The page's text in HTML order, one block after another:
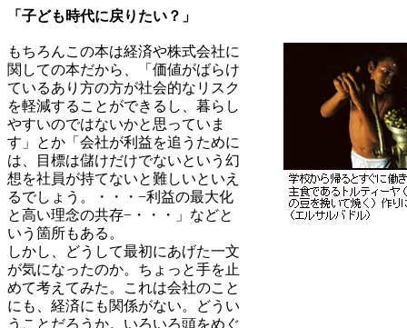
「子ども時代に戻りたい？」
もちろんこの本は経済や株式会社に
関しての本だから、「価値がばらけ
ているあり方の方が社会的なリスク
を軽減することができるし、暮らし
やすいのではないかと思っていま
す」とか「会社が利益を追うために
は、目標は儲けだけでないという幻
想を社員が持てないと難しいといえ
るでしょう。・・・−利益の最大化
と高い理念の共存−・・・」などと
いう箇所もある。
しかし、どうして最初にあげた一文
が気になったのか。ちょっと手を止
めて考えてみた。これは会社のこと
にも、経済にも関係がない。どうい
うことだろうか。いろいろ頭をめぐ